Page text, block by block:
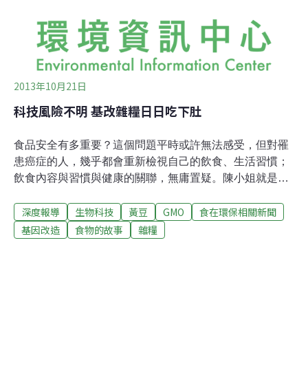
2013年10月21日
科技風險不明 基改雜糧日日吃下肚
食品安全有多重要？這個問題平時或許無法感受，但對罹
患癌症的人，幾乎都會重新檢視自己的飲食、生活習慣；
飲食內容與習慣與健康的關聯，無庸置疑。陳小姐就是一
他重新檢視自己的日常飲食，令他訝異的發現是，那些過
去習以為常的天然食物，像玉米、大豆及衍生加工品，有
深度報導 生物科技 黃豆 GMO
食在環保相關新聞
基因改造
食物的故事 雜糧